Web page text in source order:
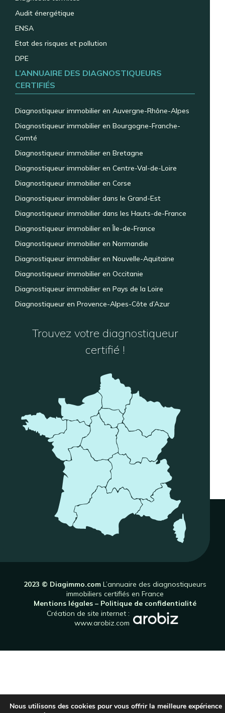
Audit énergétique
ENSA
Etat des risques et pollution
DPE
L’ANNUAIRE DES DIAGNOSTIQUEURS
CERTIFIÉS
Diagnostiqueur immobilier en Auvergne-Rhône-Alpes
Diagnostiqueur immobilier en Bourgogne-Franche-
Comté
Diagnostiqueur immobilier en Bretagne
Diagnostiqueur immobilier en Centre-Val-de-Loire
Diagnostiqueur immobilier en Corse
Diagnostiqueur immobilier dans le Grand-Est
Diagnostiqueur immobilier dans les Hauts-de-France
Diagnostiqueur immobilier en Île-de-France
Diagnostiqueur immobilier en Normandie
Diagnostiqueur immobilier en Nouvelle-Aquitaine
Diagnostiqueur immobilier en Occitanie
Diagnostiqueur immobilier en Pays de la Loire
Diagnostiqueur en Provence-Alpes-Côte d’Azur
Trouvez votre diagnostiqueur
certifié !
2023 © Diagimmo.com L’annuaire des diagnostiqueurs
immobiliers certifiés en France
Mentions légales – Politique de confidentialité
Création de site internet :
www.arobiz.com
Nous utilisons des cookies pour vous offrir la meilleure expérience